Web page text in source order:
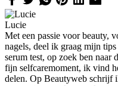
Lucie
Met een passie voor beauty,
nagels, deel ik graag mijn
serum test, op zoek ben naar
fijn selfcaremoment, ik vind
delen. Op Beautyweb schrijf